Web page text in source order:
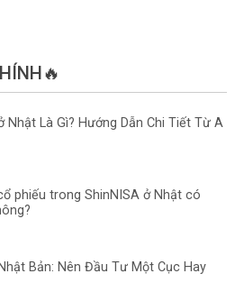
Nhật Là Gì? Hướng Dẫn Chi Tiết Từ A
phiếu trong ShinNISA ở Nhật có
Bản: Nên Đầu Tư Một Cục Hay